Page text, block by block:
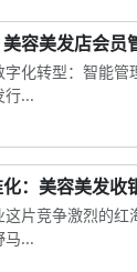
容美发店会员
化转型：智能
行...
：美容美发收
片竞争激烈的
马...